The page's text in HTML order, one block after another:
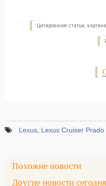
Цитирование статьи,
Lexus Lexus Cruiser
Похожие новости
Другие новости сегодня